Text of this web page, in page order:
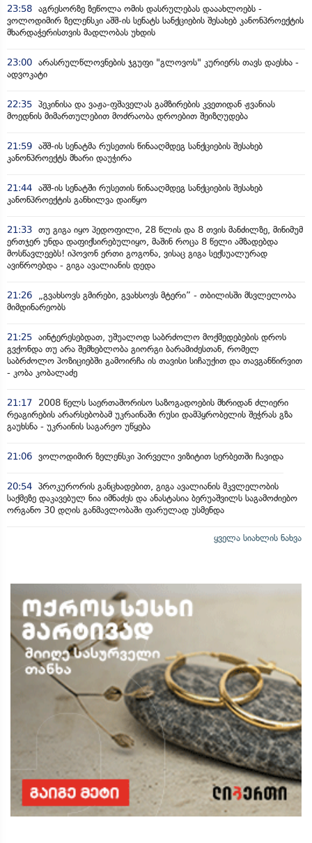
23:58 აგრესორზე ზეწოლა ომის დასრულებას დააახლოებს -
ვოლოდიმირ ზელენსკი აშშ-ის სენატს სანქციების შესახებ კანონპროექტის
მხარდაჭერისთვის მადლობას უხდის
23:00 არასრულწლოვნების ჯგუფი "გლოვოს" კურიერს თავს დაესხა -
ადვოკატი
22:35 პეკინისა და ვაჟა-ფშაველას გამზირების კვეთიდან ჟვანიას
მოედნის მიმართულებით მოძრაობა დროებით შეიზღუდება
21:59 აშშ-ის სენატმა რუსეთის წინააღმდეგ სანქციების შესახებ
კანონპროექტს მხარი დაუჭირა
21:44 აშშ-ის სენატში რუსეთის წინააღმდეგ სანქციების შესახებ
კანონპროექტის განხილვა დაიწყო
21:33 თუ გიგა იყო პედოფილი, 28 წლის და 8 თვის მანძილზე, მინიმუმ
ერთჯერ უნდა დაფიქსირებულიყო, მაშინ როცა 8 წელი ამზადებდა
მოსწავლეებს! იპოვონ ერთი გოგონა, ვისაც გიგა სექსუალურად
ავიწროებდა - გიგა ავალიანის დედა
21:26
„გვახსოვს გმირები, გვახსოვს მტერი” - თბილისში მსვლელობა
მიმდინარეობს
21:25 აინტერესებდათ, უშუალოდ საბრძოლო მოქმედებების დროს
გვქონდა თუ არა შემხებლობა გიორგი ბარამიძესთან, რომელ
საბრძოლო პოზიციებში გამოირჩა ის თავისი სიჩაუქით და თავგანწირვით
- კობა კობალაძე
21:17
2008 წელს საერთაშორისო საზოგადოების მხრიდან ძლიერი
რეაგირების არარსებობამ უკრაინაში რუსი დამპყრობელის შეჭრას გზა
გაუხსნა - უკრაინის საგარეო უწყება
21:06 ვოლოდიმირ ზელენსკი პირველი ვიზიტით სერბეთში ჩავიდა
20:54 პროკურორის განცხადებით, გიგა ავალიანის მკვლელობის
საქმეზე დაკავებულ ნია იმნაძეს და ანასტასია ბერუაშვილს საგამოძიებო
ორგანო 30 დღის განმავლობაში ფარულად უსმენდა
ყველა სიახლის ნახვა